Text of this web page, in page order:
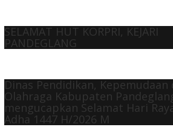
SELAMAT HUT KORPRI, KEJARI
PANDEGLANG
Dinas Pendidikan, Kepemudaan
Olahraga Kabupaten
mengucapkan Selamat Hari
Adha 1447 H/2026 M